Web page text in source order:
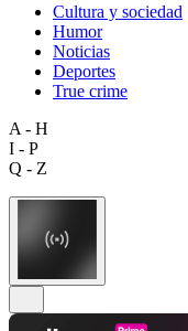
Cultura y sociedad
Humor
Noticias
Deportes
True crime
A - H
I - P
Q - Z